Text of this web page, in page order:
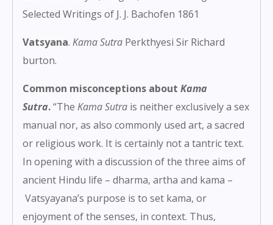
Selected Writings of J. J. Bachofen 1861
Vatsyana. Kama Sutra Perkthyesi Sir Richard
burton.
Common misconceptions about Kama
Sutra.“The Kama Sutra is neither exclusively a sex
manual nor, as also commonly used art, a sacred
or religious work. It is certainly not a tantrictext.
In opening with a discussion of the three aims of
ancient Hindu life – dharma, artha and kama –
Vatsyayana’s purpose is to set kama, or
enjoyment of the senses, in context. Thus,